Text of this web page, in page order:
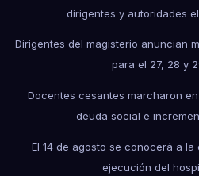
dirigentes y autoridades
Dirigentes del magisterio anuncian
para el 27, 28 y
Docentes cesantes marcharon
deuda social e
El 14 de agosto se conocerá a
ejecución del